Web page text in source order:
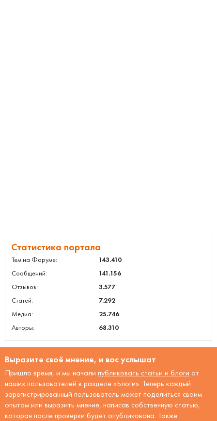
Статистика портала
Тем на Форуме:
143.410
Сообщений:
141.156
Отзывов:
3.577
Статей:
7.292
Медиа:
25.746
Авторы:
68.310
Выразите своё мнение, и вас услышат
Пришло время, и мы начали публиковать статьи и блоги от
наших пользователей в разделе «Блоги». Теперь каждый
зарегистрированный пользователь может поделиться своим
опытом или выразить мнение, написав собственную статью,
которая после проверки будет опубликована. Также